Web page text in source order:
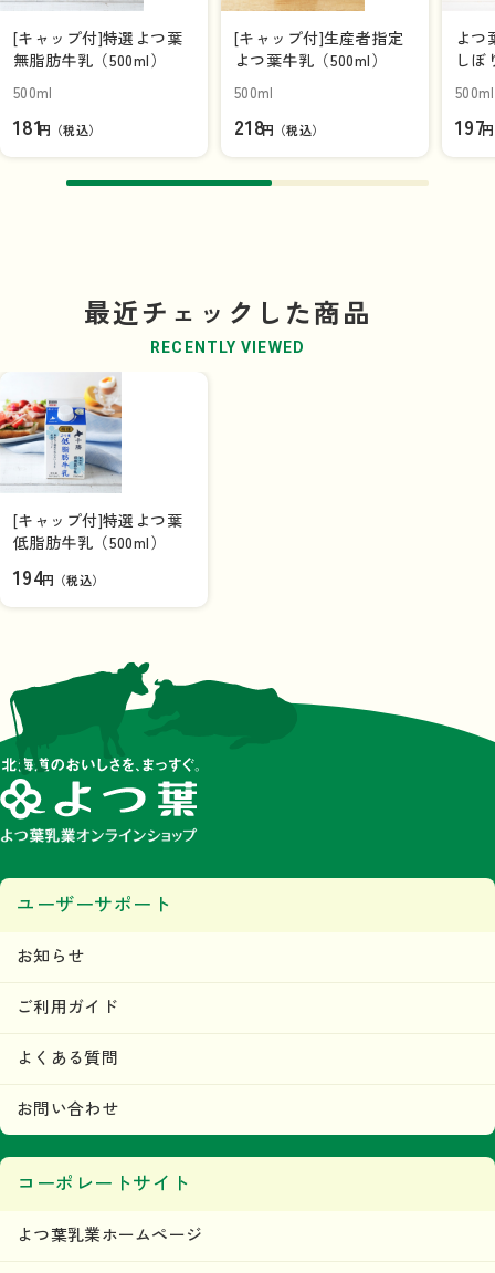
[キャップ付]特選よつ葉
無脂肪牛乳（500ml）
500ml
181円（税込）
[キャップ付]生産者指定
よつ葉牛乳（500ml）
500ml
218円（税込）
よつ
しぼ
500ml
197
最近チェックした商品
RECENTLY VIEWED
[キャップ付]特選よつ葉
低脂肪牛乳（500ml）
194円（税込）
ユーザーサポート
お知らせ
ご利用ガイド
よくある質問
お問い合わせ
コーポレートサイト
よつ葉乳業ホームページ